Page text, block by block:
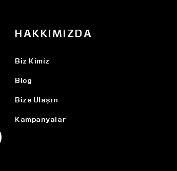
HAKKIMIZDA
Biz Kimiz
Blog
Bize Ulaşın
Kampanyalar